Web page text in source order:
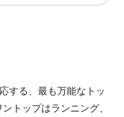
する、最も万能なトッ
トップはランニング、